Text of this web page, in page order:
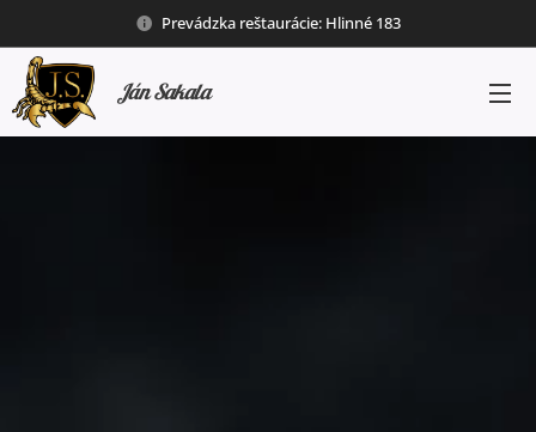
Prevádzka reštaurácie: Hlinné 183
Ján Sakala